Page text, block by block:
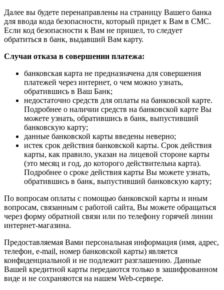
Далее вы будете перенаправлены на страницу Вашего банка
для ввода кода безопасности, который придет к Вам в СМС.
Если код безопасности к Вам не пришел, то следует
обратиться в банк, выдавший Вам карту.
Случаи отказа в совершении платежа:
банковская карта не предназначена для совершения
платежей через интернет, о чем можно узнать,
обратившись в Ваш Банк;
недостаточно средств для оплаты на банковской карте.
Подробнее о наличии средств на банковской карте Вы
можете узнать, обратившись в банк, выпустивший
банковскую карту;
данные банковской карты введены неверно;
истек срок действия банковской карты. Срок действия
карты, как правило, указан на лицевой стороне карты
(это месяц и год, до которого действительна карта).
Подробнее о сроке действия карты Вы можете узнать,
обратившись в банк, выпустивший банковскую карту;
По вопросам оплаты с помощью банковской карты и иным
вопросам, связанным с работой сайта, Вы можете обращаться
через форму обратной связи или по телефону горячей линии
интернет-магазина.
Предоставляемая Вами персональная информация (имя, адрес,
телефон, e-mail, номер банковской карты) является
конфиденциальной и не подлежит разглашению. Данные
Вашей кредитной карты передаются только в зашифрованном
виде и не сохраняются на нашем Web-сервере.